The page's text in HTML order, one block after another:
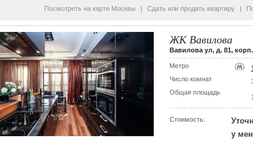
Посмотреть на карте Москвы | Сдать или продать квартиру |
ЖК Вавилова
Вавилова ул, д. 81, корп.
Метро
Число комнат
Общая площадь
Стоимость:
у